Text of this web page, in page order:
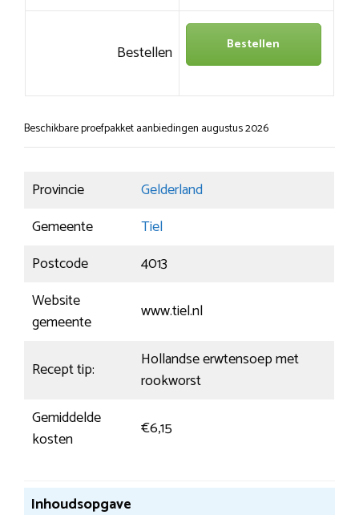
Bestellen Bestellen
Beschikbare proefpakket aanbiedingen augustus 2026
Provincie
Gelderland
Gemeente
Tiel
Postcode
4013
Website
gemeente
www.tiel.nl
Recept tip:
Hollandse erwtensoep met
rookworst
Gemiddelde
kosten
€6,15
Inhoudsopgave